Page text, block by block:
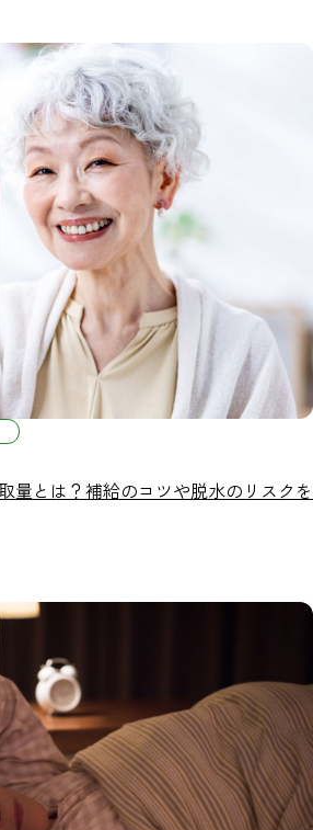
量とは？補給のコツや脱水のリスクを